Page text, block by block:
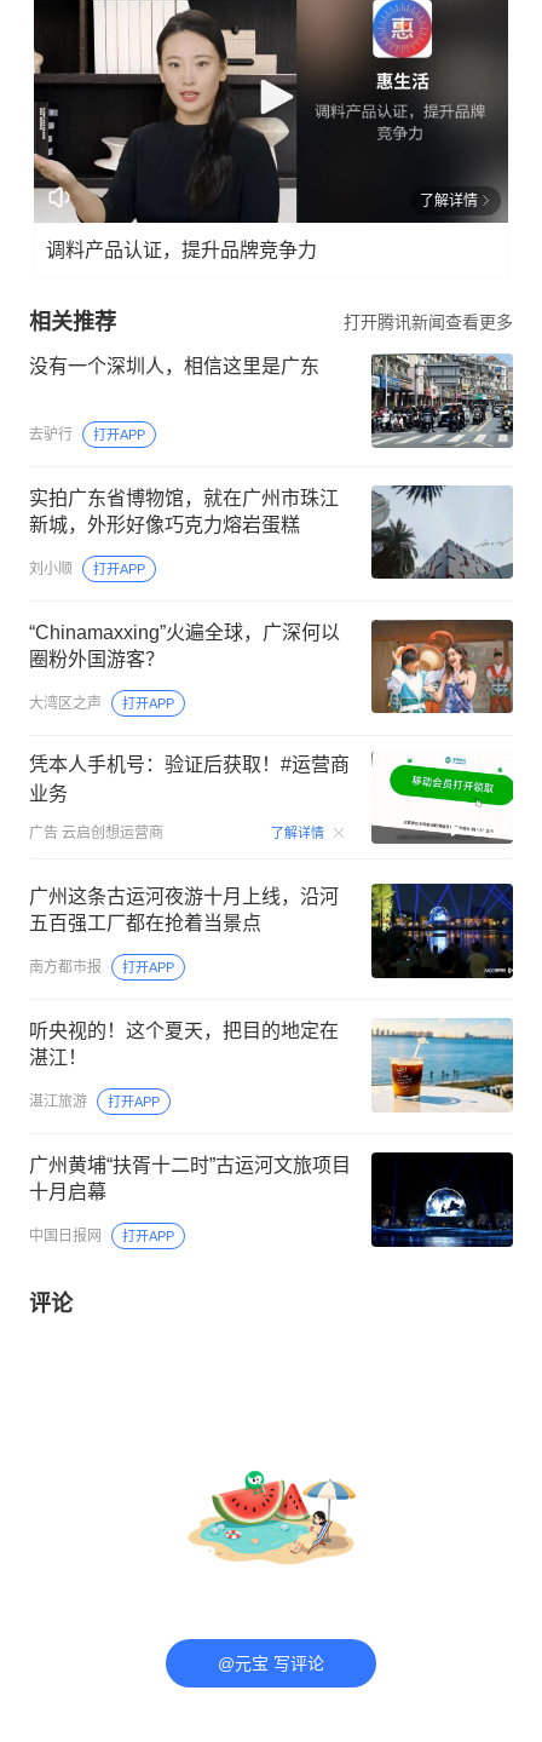
了解详情
调料产品认证，提升品牌竞争力
相关推荐 打开腾讯新闻查看更多
没有一个深圳人，相信这里是广东
去驴行 打开APP
实拍广东省博物馆，就在广州市珠江
新城，外形好像巧克力熔岩蛋糕
刘小顺 打开APP
“Chinamaxxing”火遍全球，广深何以
圈粉外国游客？
大湾区之声 打开APP
凭本人手机号：验证后获取！#运营商
业务
广告 云启创想运营商 了解详情 00:15
广州这条古运河夜游十月上线，沿河
五百强工厂都在抢着当景点
南方都市报 打开APP
听央视的！这个夏天，把目的地定在
湛江！
湛江旅游 打开APP
广州黄埔“扶胥十二时”古运河文旅项目
十月启幕
中国日报网 打开APP
评论
@元宝 写评论